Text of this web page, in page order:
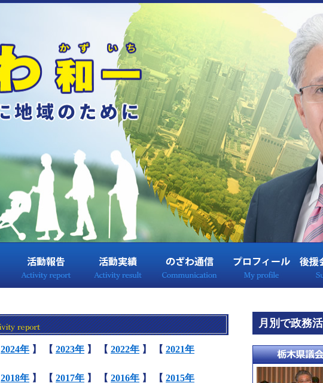
2024年 】 【 2023年 】 【 2022年 】 【 2021年
2018年 】 【 2017年 】 【 2016年 】 【 2015年
月別で政務